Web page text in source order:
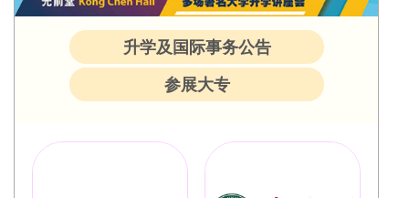
升学及国际事务公告
参展大专